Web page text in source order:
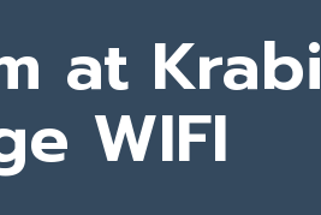
at Krabi
WIFI